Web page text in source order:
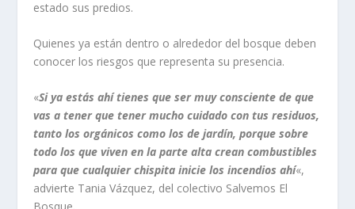
estado sus predios.
Quienes ya están dentro o alrededor del bosque deben
conocer los riesgos que representa su presencia.
«Si ya estás ahí tienes que ser muy consciente de que
vas a tener que tener mucho cuidado con tus residuos,
tanto los orgánicos como los de jardín, porque sobre
todo los que viven en la parte alta crean combustibles
para que cualquier chispita inicie los incendios ahí«,
advierte Tania Vázquez, del colectivo Salvemos El